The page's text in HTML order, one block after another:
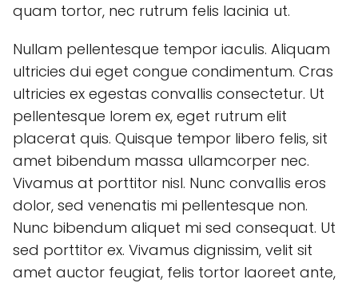
quam tortor, nec rutrum felis lacinia ut.
Nullam pellentesque tempor iaculis. Aliquam
ultricies dui eget congue condimentum. Cras
ultricies ex egestas convallis consectetur. Ut
pellentesque lorem ex, eget rutrum elit
placerat quis. Quisque tempor libero felis, sit
amet bibendum massa ullamcorper nec.
Vivamus at porttitor nisl. Nunc convallis eros
dolor, sed venenatis mi pellentesque non.
Nunc bibendum aliquet mi sed consequat. Ut
sed porttitor ex. Vivamus dignissim, velit sit
amet auctor feugiat, felis tortor laoreet ante,